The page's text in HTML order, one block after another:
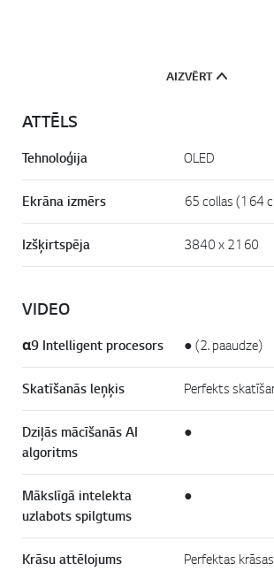
AIZVĒRT
ATTĒLS
Tehnoloģija OLED
Ekrāna izmērs 65 collas (164
Izšķirtspēja 3840 x 2160
VIDEO
α9 Intelligent procesors ● (2. paaudze)
Skatīšanās leņķis Perfekts
Dziļās mācīšanās AI
algoritms
●
Mākslīgā intelekta
uzlabots spilgtums
●
Krāsu attēlojums Perfektas krāsas